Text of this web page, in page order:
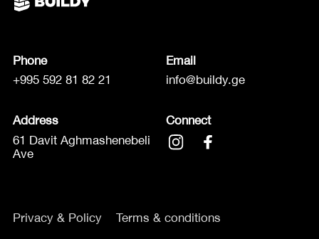
Phone
+995 592 81 82 21
Email
info@buildy.ge
Address
61 Davit Aghmashenebeli
Ave
Connect
Privacy & Policy Terms & conditions